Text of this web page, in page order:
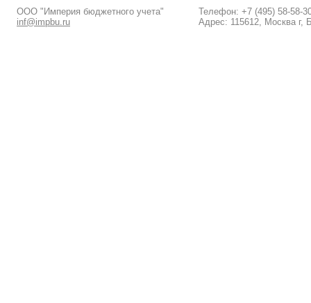
ООО "Империя бюджетного учета"
inf@impbu.ru
Телефон: +7 (495) 58-58-
Адрес: 115612, Москва г,